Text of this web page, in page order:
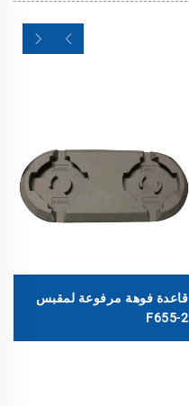
قاعدة فوهة مرفوعة لمقبس
F655-2